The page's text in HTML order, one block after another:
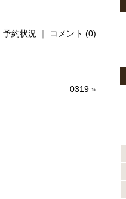
予約状況 ｜ コメント (0)
0319 »